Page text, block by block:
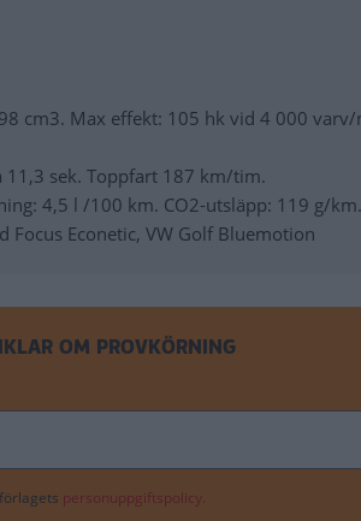
cm3. Max effekt: 105 hk vid 4 000
11,3 sek. Toppfart 187 km/tim.
4,5 l /100 km. CO2-utsläpp: 119 g/km.
Focus Econetic, VW Golf Bluemotion
OM PROVKÖRNING
personuppgiftspolicy.